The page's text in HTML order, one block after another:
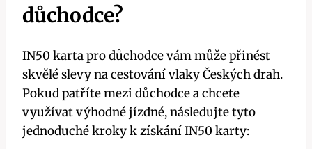
důchodce?
IN50 karta pro důchodce vám může přinést
skvělé slevy na cestování vlaky Českých drah.
Pokud patříte mezi důchodce a chcete
využívat výhodné jízdné, následujte tyto
jednoduché kroky k získání IN50 karty: